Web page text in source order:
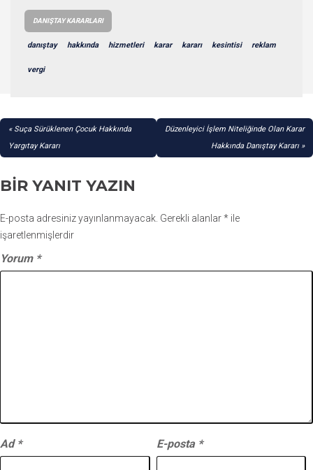
DANIŞTAY KARARLARI
danıştay hakkında hizmetleri karar kararı kesintisi reklam
vergi
YAZI
GEZINMESI
Suça Sürüklenen Çocuk Hakkında
Yargıtay Kararı
Düzenleyici İşlem Niteliğinde Olan Karar
Hakkında Danıştay Kararı
BIR YANIT YAZIN
E-posta adresiniz yayınlanmayacak. Gerekli alanlar* ile
işaretlenmişlerdir
Yorum *
Ad * E-posta *